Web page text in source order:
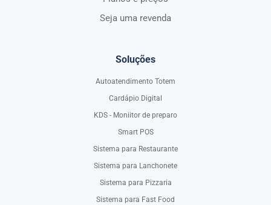
Seja uma revenda
Soluções
Autoatendimento Totem
Cardápio Digital
KDS - Moniitor de preparo
Smart POS
Sistema para Restaurante
Sistema para Lanchonete
Sistema para Pizzaria
Sistema para Fast Food